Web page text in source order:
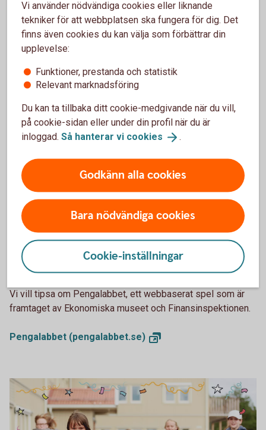
Vill du att dina elever får träffa banken och prata pengar och
sparande? Vi erbjuder kostnadsfria föreläsningar för skolor
i hela landet.
pengalabbet
Pengalabbet – spela och lär om
ekonomi
Vi vill tipsa om Pengalabbet, ett webbaserat spel som är
framtaget av Ekonomiska museet och Finansinspektionen.
Pengalabbet (pengalabbet.se)
Vi använder nödvändiga cookies eller liknande
tekniker för att webbplatsen ska fungera för dig. Det
finns även cookies du kan välja som förbättrar din
upplevelse:
Funktioner, prestanda och statistik
Relevant marknadsföring
Du kan ta tillbaka ditt cookie-medgivande när du vill,
på cookie-sidan eller under din profil när du är
inloggad. Så hanterar vi cookies .
Godkänn alla cookies
Bara nödvändiga cookies
Cookie-inställningar